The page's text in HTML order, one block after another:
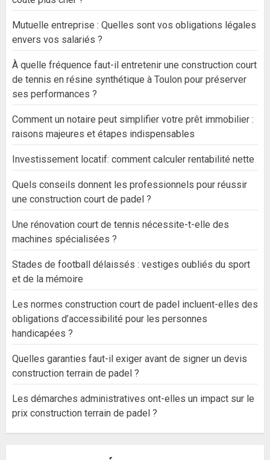
Mutuelle entreprise : Quelles sont vos obligations légales
envers vos salariés ?
À quelle fréquence faut-il entretenir une construction court
de tennis en résine synthétique à Toulon pour préserver
ses performances ?
Comment un notaire peut simplifier votre prêt immobilier :
raisons majeures et étapes indispensables
Investissement locatif: comment calculer rentabilité nette
Quels conseils donnent les professionnels pour réussir
une construction court de padel ?
Une rénovation court de tennis nécessite-t-elle des
machines spécialisées ?
Stades de football délaissés : vestiges oubliés du sport
et de la mémoire
Les normes construction court de padel incluent-elles des
obligations d’accessibilité pour les personnes
handicapées ?
Quelles garanties faut-il exiger avant de signer un devis
construction terrain de padel ?
Les démarches administratives ont-elles un impact sur le
prix construction terrain de padel ?